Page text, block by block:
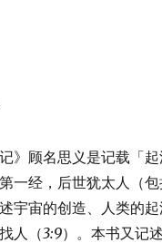
记》顾名思义是记载「
一经，后世犹太人（
宇宙的创造、人类的
人（3:9）。本书又记